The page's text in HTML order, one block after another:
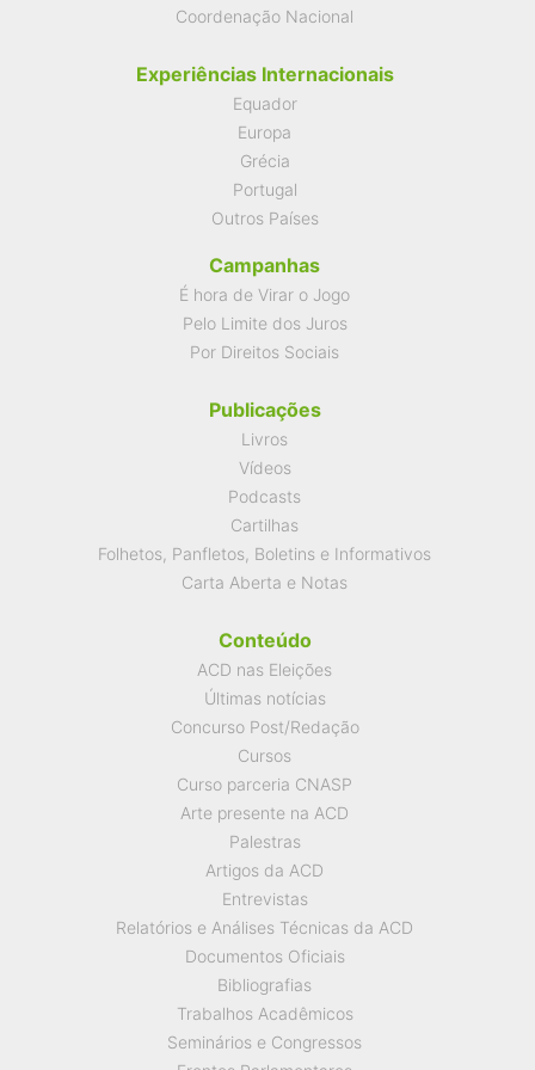
Coordenação Nacional
Experiências Internacionais
Equador
Europa
Grécia
Portugal
Outros Países
Campanhas
É hora de Virar o Jogo
Pelo Limite dos Juros
Por Direitos Sociais
Publicações
Livros
Vídeos
Podcasts
Cartilhas
Folhetos, Panfletos, Boletins e Informativos
Carta Aberta e Notas
Conteúdo
ACD nas Eleições
Últimas notícias
Concurso Post/Redação
Cursos
Curso parceria CNASP
Arte presente na ACD
Palestras
Artigos da ACD
Entrevistas
Relatórios e Análises Técnicas da ACD
Documentos Oficiais
Bibliografias
Trabalhos Acadêmicos
Seminários e Congressos